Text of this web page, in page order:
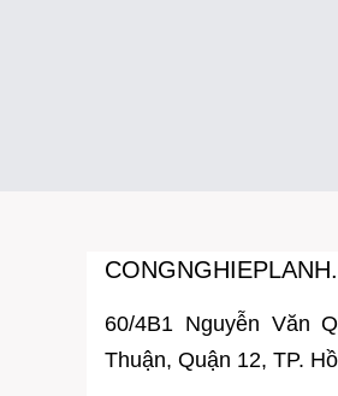
60/4B1 Nguyễn Văn
Thuận, Quận 12, TP.